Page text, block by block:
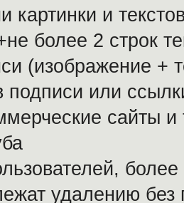
картинки и
более 2 строк
(изображение +
подписи или
сайты
удалению без